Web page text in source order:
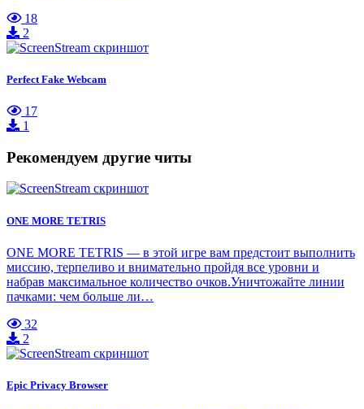
18
2
Perfect Fake Webcam
17
1
Рекомендуем другие читы
ONE MORE TETRIS
ONE MORE TETRIS — в этой игре вам предстоит выполнить
миссию, терпеливо и внимательно пройдя все уровни и
набрав максимальное количество очков.Уничтожайте линии
пачками: чем больше ли…
32
2
Epic Privacy Browser